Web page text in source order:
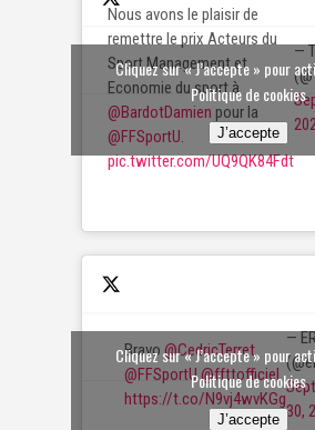
Nous avons le plaisir de
remettre le prix Acteurs du
Sport Management et
Economie du sport à
@BardotDamien pour la
@FFSportU.
pic.twitter.com/UQ9QK84Fdt
—
Cliquez sur « J’accepte » pour
Politique de cookies
J’accepte
Bravo@CedricTerret
@FFSportU@ffttofficiel
https://t.co/N9vj4wvKGg
—
30,
Cliquez sur « J’accepte » pour
Politique de cookies
J’accepte